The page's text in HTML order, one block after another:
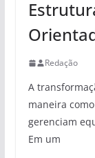
Redação
A
maneira
gerenciam
Em um